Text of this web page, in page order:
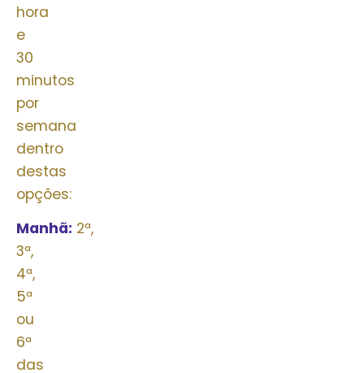
hora
e
30
minutos
por
semana
dentro
destas
opções:
Manhã: 2ª,
3ª,
4ª,
5ª
ou
6ª
das